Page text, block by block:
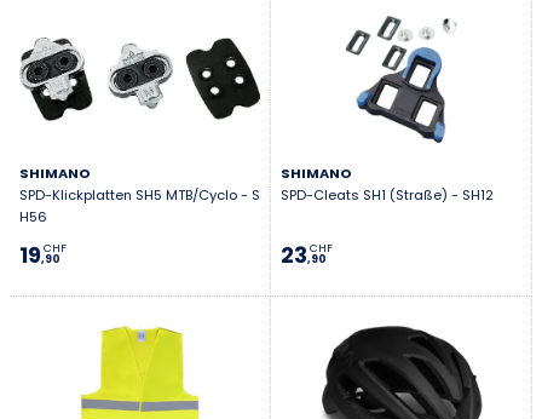
SHIMANO
SPD-Klickplatten SH5 MTB/Cyclo - S
H56
19,90
CHF
SHIMANO
SPD-Cleats SH1 (Straße) - SH12
23,90
CHF